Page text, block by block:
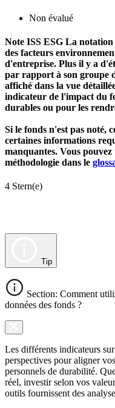
Non évalué
Note ISS ESG La notation
des facteurs
d'entreprise. Plus il y a
par rapport à son groupe
affiché dans la vue
indicateur de l'impact du
durables ou pour les
Si le fonds n'est pas noté,
certaines informations
manquantes. Vous
méthodologie dans le
4 Stern(e)
Tip
Section: Comment
données des fonds ?
Les différents indicateurs
perspectives pour aligner
personnels de durabilité.
réel, investir selon vos
outils fournissent des